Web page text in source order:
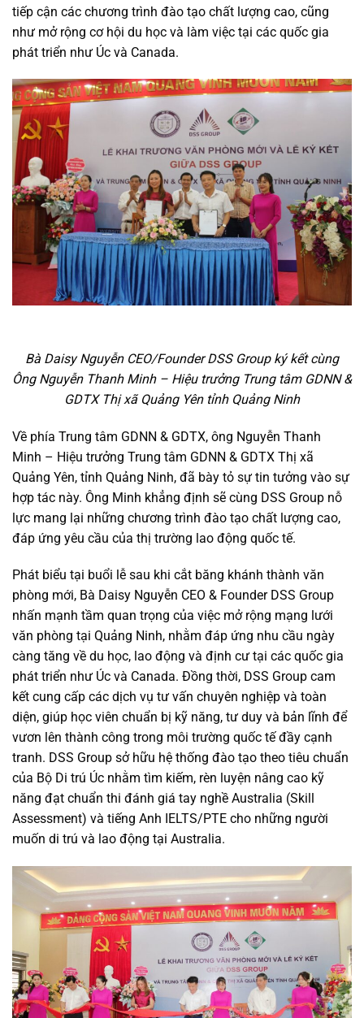
tiếp cận các chương trình đào tạo chất lượng cao, cũng
như mở rộng cơ hội du học và làm việc tại các quốc gia
phát triển như Úc và Canada.
Bà Daisy Nguyễn CEO/Founder DSS Group ký kết cùng
Ông Nguyễn Thanh Minh – Hiệu trưởng Trung tâm GDNN &
GDTX Thị xã Quảng Yên tỉnh Quảng Ninh
Về phía Trung tâm GDNN & GDTX, ông Nguyễn Thanh
Minh – Hiệu trưởng Trung tâm GDNN & GDTX Thị xã
Quảng Yên, tỉnh Quảng Ninh, đã bày tỏ sự tin tưởng vào sự
hợp tác này. Ông Minh khẳng định sẽ cùng DSS Group nỗ
lực mang lại những chương trình đào tạo chất lượng cao,
đáp ứng yêu cầu của thị trường lao động quốc tế.
Phát biểu tại buổi lễ sau khi cắt băng khánh thành văn
phòng mới, Bà Daisy Nguyễn CEO & Founder DSS Group
nhấn mạnh tầm quan trọng của việc mở rộng mạng lưới
văn phòng tại Quảng Ninh, nhằm đáp ứng nhu cầu ngày
càng tăng về du học, lao động và định cư tại các quốc gia
phát triển như Úc và Canada. Đồng thời, DSS Group cam
kết cung cấp các dịch vụ tư vấn chuyên nghiệp và toàn
diện, giúp học viên chuẩn bị kỹ năng, tư duy và bản lĩnh để
vươn lên thành công trong môi trường quốc tế đầy cạnh
tranh. DSS Group sở hữu hệ thống đào tạo theo tiêu chuẩn
của Bộ Di trú Úc nhằm tìm kiếm, rèn luyện nâng cao kỹ
năng đạt chuẩn thi đánh giá tay nghề Australia (Skill
Assessment) và tiếng Anh IELTS/PTE cho những người
muốn di trú và lao động tại Australia.